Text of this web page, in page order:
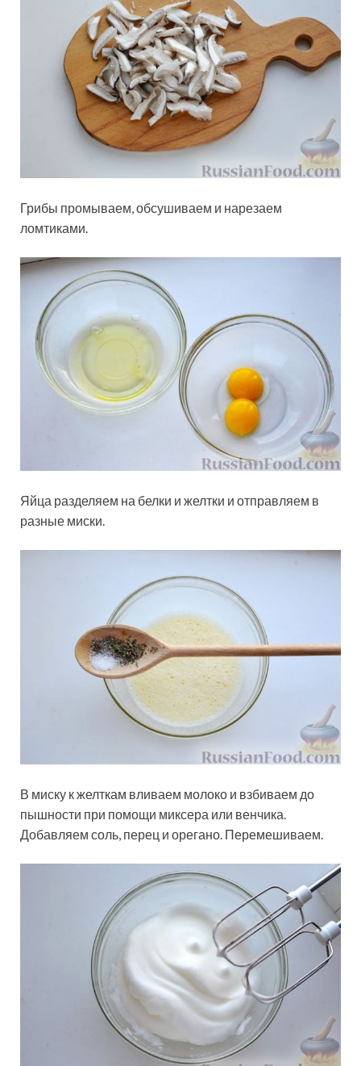
Грибы промываем, обсушиваем и нарезаем
ломтиками.
Яйца разделяем на белки и желтки и отправляем в
разные миски.
В миску к желткам вливаем молоко и взбиваем до
пышности при помощи миксера или венчика.
Добавляем соль, перец и орегано. Перемешиваем.